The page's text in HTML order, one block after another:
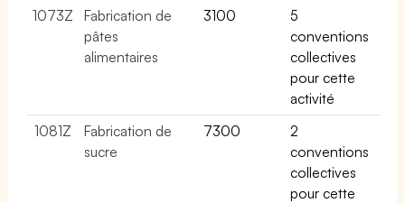
1073Z
Fabrication de
pâtes
alimentaires
3100
5
conventions
collectives
pour cette
activité
1081Z
Fabrication de
sucre
7300
2
conventions
collectives
pour cette